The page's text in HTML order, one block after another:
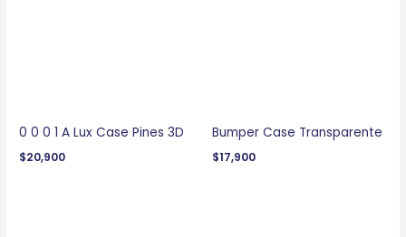
0 0 0 1 A Lux Case Pines 3D
$20,900
Bumper Case Transparente
$17,900